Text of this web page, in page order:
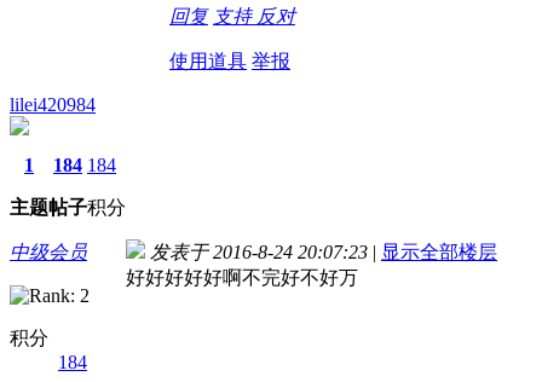
回复 支持 反对
使用道具 举报
lilei420984
1
主题
184
帖子
184
积分
中级会员
积分
184
发表于 2016-8-24 20:07:23 | 显示全部楼层
好好好好好啊不完好不好万